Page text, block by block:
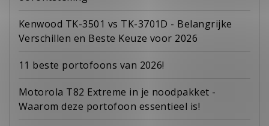
Kenwood TK-3501 vs TK-3701D - Belangrijke
Verschillen en Beste Keuze voor 2026
11 beste portofoons van 2026!
Motorola T82 Extreme in je noodpakket -
Waarom deze portofoon essentieel is!